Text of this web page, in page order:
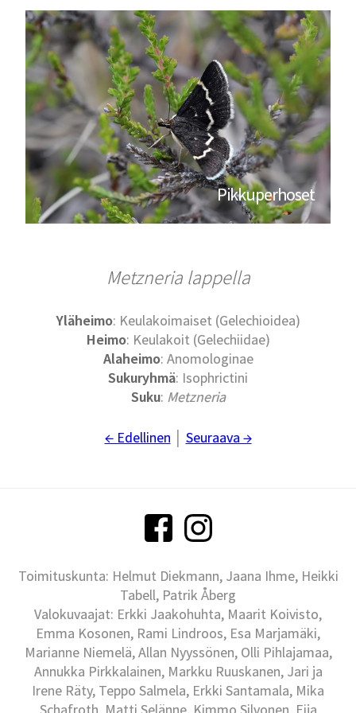
Pikkuperhoset
Metzneria lappella
Yläheimo: Keulakoimaiset (Gelechioidea)
Heimo: Keulakoit (Gelechiidae)
Alaheimo: Anomologinae
Sukuryhmä: Isophrictini
Suku: Metzneria
← Edellinen Seuraava →
Toimituskunta: Helmut Diekmann, Jaana Ihme, Heikki
Tabell, Patrik Åberg
Valokuvaajat: Erkki Jaakohuhta, Maarit Koivisto,
Emma Kosonen, Rami Lindroos, Esa Marjamäki,
Marianne Niemelä, Allan Nyyssönen, Olli Pihlajamaa,
Annukka Pirkkalainen, Markku Ruuskanen, Jari ja
Irene Räty, Teppo Salmela, Erkki Santamala, Mika